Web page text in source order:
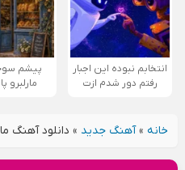
انتخابم نبوده این اجبار
رفتم دور شدم ازت
پیشم
مارلبرو
خانه»آهنگ جدید » دانلود آهنگ